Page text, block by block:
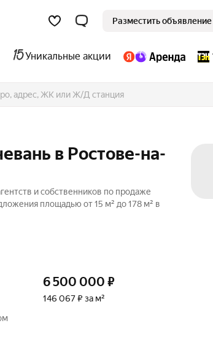
Разместить объявление
Уникальные акции
в Ростове-на-
и собственников по продаже
площадью от 15 м² до 178 м² в
6 500 000 ₽
146 067 ₽ за м²